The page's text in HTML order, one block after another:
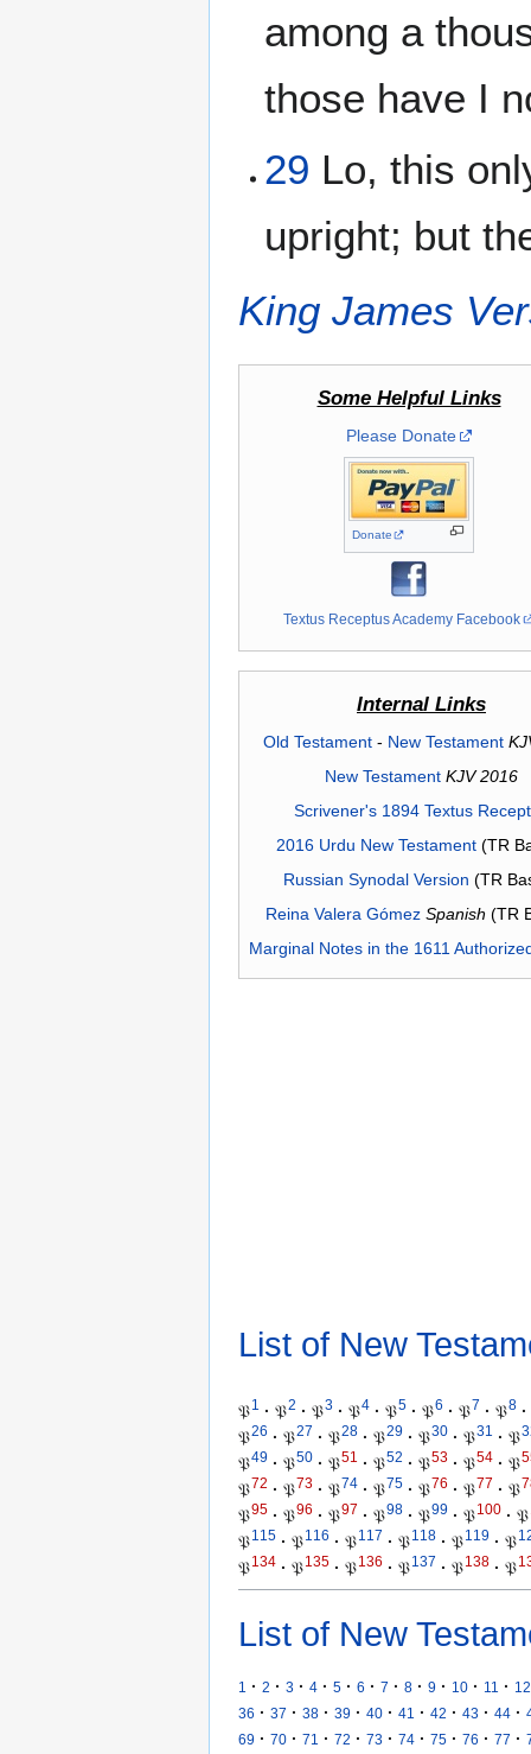
among a
those have I
29 Lo, this
upright; but
King James
Some Helpful Links
Please Donate
Donate
Textus Receptus Academy Facebook
Internal Links
Old Testament- New Testament
New Testament KJV 2016
Scrivener's 1894 Textus
2016 Urdu New Testament(TR
Russian Synodal Version (TR
Reina Valera Gómez Spanish (TR
Marginal Notes in the 1611
List of New
𝔓1 · 𝔓2 · 𝔓3 · 𝔓4 · 𝔓5 · 𝔓6 · 𝔓7 · 𝔓8 ·
𝔓26 · 𝔓27 · 𝔓28 · 𝔓29 · 𝔓30 · 𝔓31 · 𝔓
𝔓49 · 𝔓50 · 𝔓51 · 𝔓52 · 𝔓53 · 𝔓54 · 𝔓
𝔓72 · 𝔓73 · 𝔓74 · 𝔓75 · 𝔓76 · 𝔓77 · 𝔓
𝔓95 · 𝔓96 · 𝔓97 · 𝔓98 · 𝔓99 · 𝔓100 · 𝔓
𝔓115 · 𝔓116 · 𝔓117 · 𝔓118 · 𝔓119 · 𝔓
𝔓134 · 𝔓135 · 𝔓136 · 𝔓137 · 𝔓138 · 𝔓
List of New
1 · 2 · 3 · 4 · 5 · 6 · 7 · 8 · 9 · 10 · 11 · 12
36 · 37 · 38 · 39 · 40 · 41 · 42 · 43 · 44 ·
69 · 70 · 71 · 72 · 73 · 74 · 75 · 76 · 77 ·